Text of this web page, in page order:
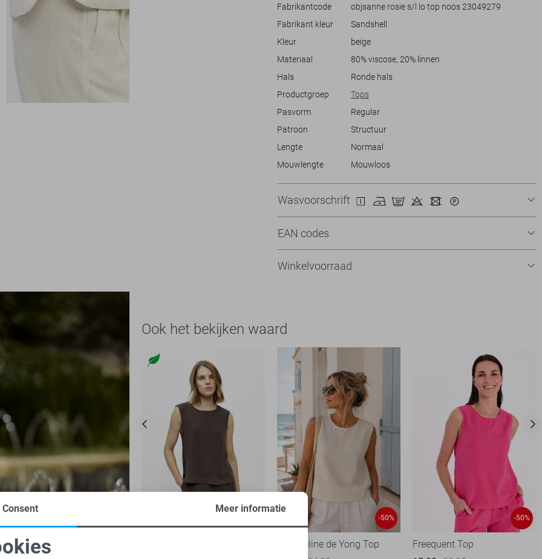
De normale lengte maakt het gemakkelijk om diverse combinaties te
maken, passend bij jouw unieke stijl. Dit duurzame kledingstuk is een
Fabrikantcode
objsanne rosie s/l lo top noos 23049279
Fabrikant kleur
Sandshell
Kleur
beige
Materiaal
80% viscose, 20% linnen
Hals
Ronde hals
Productgroep
Tops
Pasvorm
Regular
Patroon
Structuur
Lengte
Normaal
Mouwlengte
Mouwloos
Wasvoorschrift
EAN codes
Winkelvoorraad
Ook het bekijken waard
-50%
Jacqueline de Yong Top
-50%
Freequent Top
Consent Meer informatie